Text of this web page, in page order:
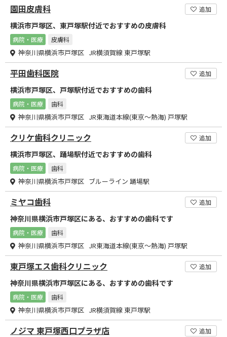
園田皮膚科 追加
横浜市戸塚区、東戸塚駅付近でおすすめの皮膚科
病院・医療 皮膚科
神奈川県横浜市戸塚区 JR横須賀線 東戸塚駅
平田歯科医院 追加
横浜市戸塚区、戸塚駅付近でおすすめの歯科
病院・医療 歯科
神奈川県横浜市戸塚区 JR東海道本線(東京～熱海) 戸塚駅
クリケ歯科クリニック 追加
横浜市戸塚区、踊場駅付近でおすすめの歯科
病院・医療 歯科
神奈川県横浜市戸塚区 ブルーライン 踊場駅
ミヤコ歯科 追加
神奈川県横浜市戸塚区にある、おすすめの歯科です
病院・医療 歯科
神奈川県横浜市戸塚区 JR東海道本線(東京～熱海) 戸塚駅
東戸塚エス歯科クリニック 追加
神奈川県横浜市戸塚区にある、おすすめの歯科です
病院・医療 歯科
神奈川県横浜市戸塚区 JR横須賀線 東戸塚駅
ノジマ 東戸塚西口プラザ店 追加